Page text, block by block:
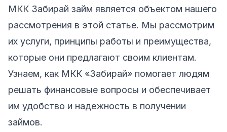
МКК Забирай займ является объектом нашего
рассмотрения в этой статье. Мы рассмотрим
их услуги, принципы работы и преимущества,
которые они предлагают своим клиентам.
Узнаем, как МКК «Забирай» помогает людям
решать финансовые вопросы и обеспечивает
им удобство и надежность в получении
займов.